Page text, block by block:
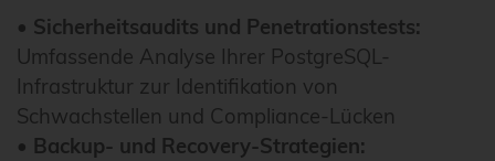
• Sicherheitsaudits und Penetrationstests:
Umfassende Analyse Ihrer PostgreSQL-
Infrastruktur zur Identifikation von
Schwachstellen und Compliance-Lücken
• Backup- und Recovery-Strategien: